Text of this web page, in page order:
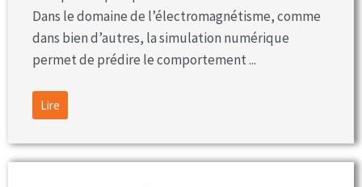
Dans le domaine de l’électromagnétisme, comme
dans bien d’autres, la simulation numérique
permet de prédire le comportement ...
Lire